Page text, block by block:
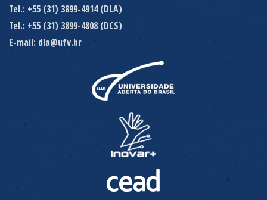
Tel.: +55 (31) 3899-4914 (DLA)
Tel.: +55 (31) 3899-4808 (DCS)
E-mail: dla@ufv.br